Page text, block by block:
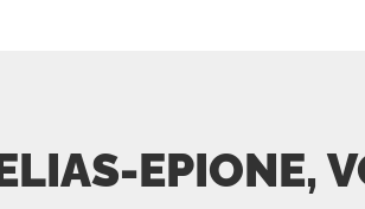
EPIONE,